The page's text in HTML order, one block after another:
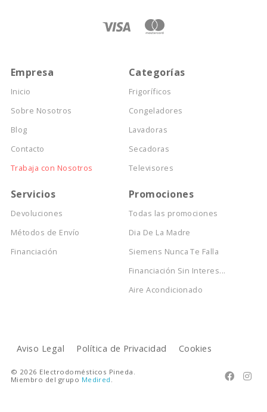
Empresa
Inicio
Sobre Nosotros
Blog
Contacto
Trabaja con Nosotros
Categorías
Frigoríficos
Congeladores
Lavadoras
Secadoras
Televisores
Servicios
Devoluciones
Métodos de Envío
Financiación
Promociones
Todas las promociones
Dia De La Madre
Siemens Nunca Te Falla
Financiación Sin Interes...
Aire Acondicionado
Aviso Legal Política de Privacidad Cookies
 
© 2026 Electrodomésticos Pineda.
Miembro del grupo Medired .